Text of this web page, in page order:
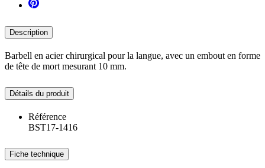
Description
Barbell en acier chirurgical pour la langue, avec un embout en forme
de tête de mort mesurant 10 mm.
Détails du produit
Référence
BST17-1416
Fiche technique